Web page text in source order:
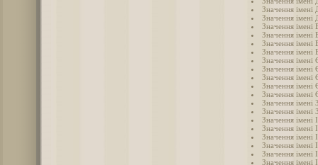
Значення імені
Значення імені
Значення імені
Значення імені
Значення імені
Значення імені
Значення імені
Значення імені
Значення імені
Значення імені
Значення імені
Значення імені
Значення імені
Значення імені
Значення імені
Значення імені
Значення імені
Значення імені
Значення імені